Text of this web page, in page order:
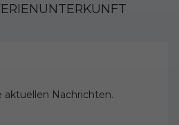
aktuellen Nachrichten.